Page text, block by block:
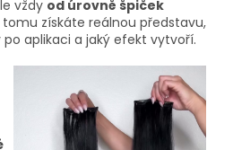
vždy od úrovně špiček
získáte reálnou představu,
aplikaci a jaký efekt vytvoří.